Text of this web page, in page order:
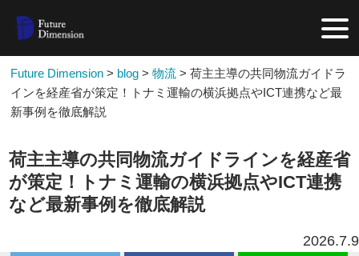
Future Dimension > blog >物流 >荷主主導の共同物流ガイドラ
インを経産省が策定！トナミ運輸の横浜拠点やICT連携など最
新事例を徹底解説
荷主主導の共同物流ガイドラインを経産省
が策定！トナミ運輸の横浜拠点やICT連携
など最新事例を徹底解説
2026.7.9